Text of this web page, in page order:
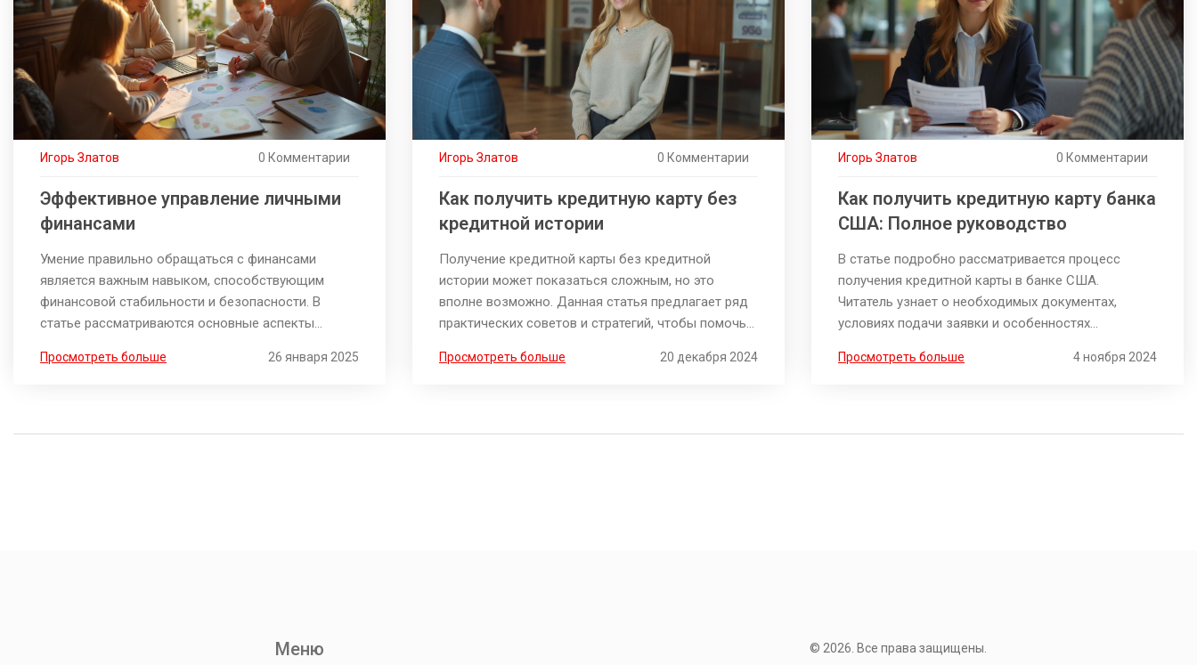
Игорь Златов 0 Комментарии
Эффективное управление личными
финансами
Умение правильно обращаться с финансами
является важным навыком, способствующим
финансовой стабильности и безопасности. В
статье рассматриваются основные аспекты
планирование бюджета, создание накоплений и
более эффективно управлять своими деньгами.
Просмотреть больше 26 января 2025
Игорь Златов 0 Комментарии
Как получить кредитную карту без
кредитной истории
Получение кредитной карты без кредитной
истории может показаться сложным, но это
вполне возможно. Данная статья предлагает ряд
практических советов и стратегий, чтобы помочь
возможностях для студентов, преимуществах и
инструменты, чтобы улучшить свои шансы на
Просмотреть больше 20 декабря 2024
Игорь Златов 0 Комментарии
Как получить кредитную карту банка
США: Полное руководство
В статье подробно рассматривается процесс
получения кредитной карты в банке США.
Читатель узнает о необходимых документах,
условиях подачи заявки и особенностях
улучшению шансов на одобрение заявки.
выбор.
Просмотреть больше 4 ноября 2024
Меню © 2026. Все права защищены.